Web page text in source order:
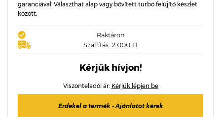
garanciával! Választhat alap vagy bővített turbó felújító készlet
között.
Raktáron
Szállítás: 2.000 Ft
Kérjük hívjon!
Viszonteladói ár: Kérjük lépjen be
Érdekel a termék - Ajánlatot kérek